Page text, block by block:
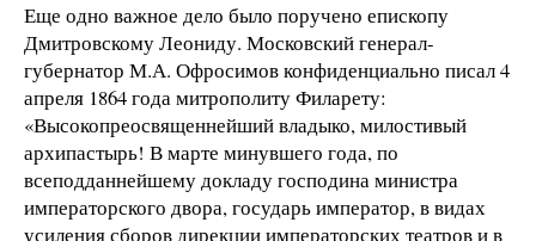
Еще одно важное дело было поручено епископу
Дмитровскому Леониду. Московский генерал-
губернатор М.А. Офросимов конфиденциально писал 4
апреля 1864 года митрополиту Филарету:
«Высокопреосвященнейший владыко, милостивый
архипастырь! В марте минувшего года, по
всеподданнейшему докладу господина министра
императорского двора, государь император, в видах
усиления сборов дирекции императорских театров и в